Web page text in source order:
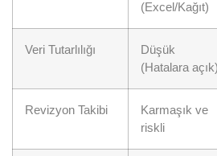
(Excel/Kağıt)
Veri Tutarlılığı
Düşük
(Hatalara açık)
Revizyon Takibi
Karmaşık ve
riskli